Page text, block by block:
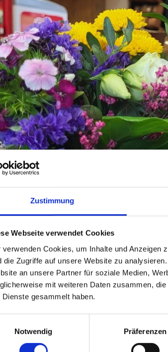
Zustimmung
Webseite verwendet Cookies
verwenden Cookies, um Inhalte und Anzeigen
die Zugriffe auf unsere Website zu
an unsere Partner für soziale Medien,
mit weiteren Daten zusammen,
Dienste gesammelt haben.
Notwendig
Präferenzen